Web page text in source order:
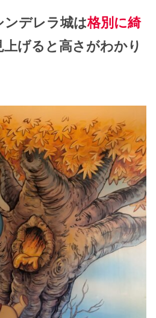
ンデレラ城は格別に綺
げると高さがわかり